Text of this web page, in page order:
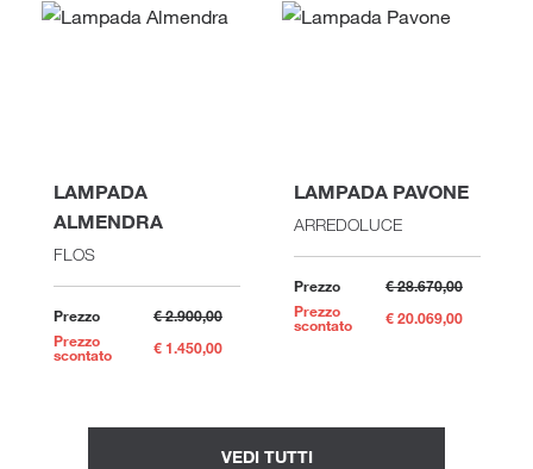
LAMPADA
ALMENDRA
FLOS
Prezzo
€ 2.900,00
Prezzo
scontato € 1.450,00
LAMPADA PAVONE
ARREDOLUCE
Prezzo
€ 28.670,00
Prezzo
scontato € 20.069,00
VEDI TUTTI